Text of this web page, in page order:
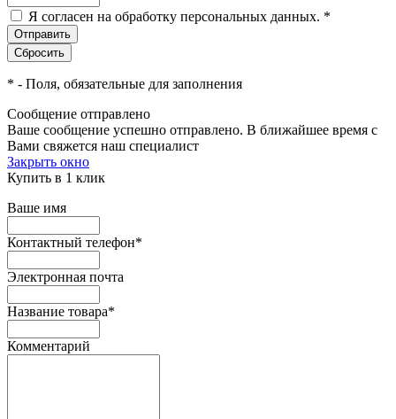
Я согласен на обработку персональных данных. *
* - Поля, обязательные для заполнения
Сообщение отправлено
Ваше сообщение успешно отправлено. В ближайшее время с
Вами свяжется наш специалист
Закрыть окно
Купить в 1 клик
Ваше имя
Контактный телефон*
Электронная почта
Название товара*
Комментарий